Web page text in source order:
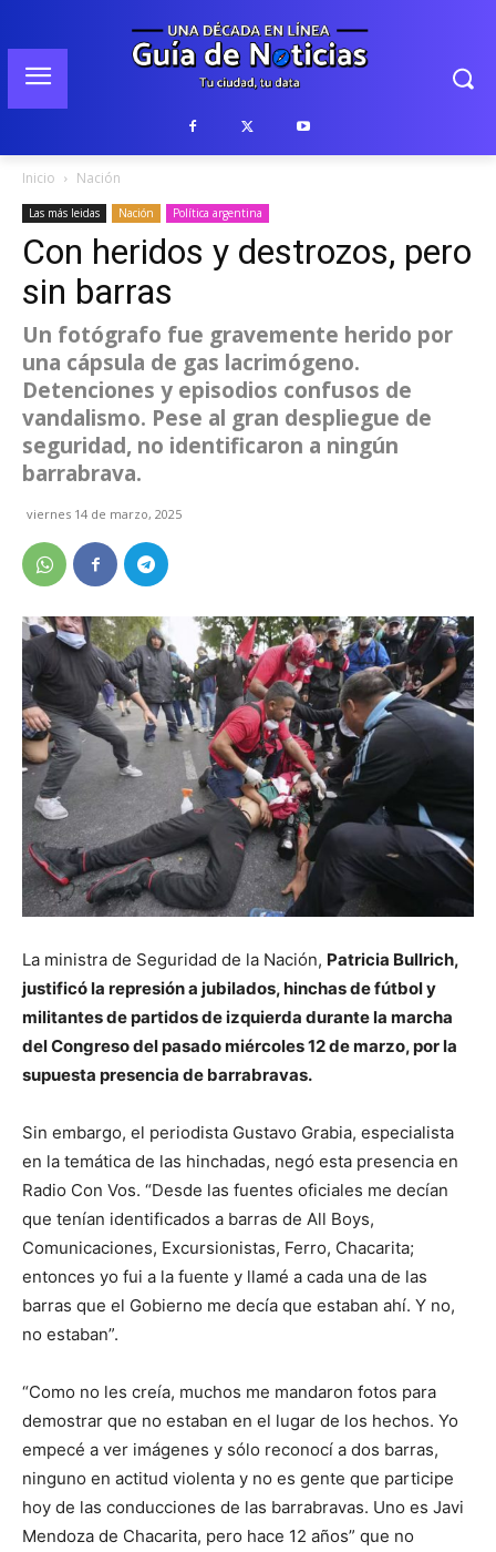
Inicio Nación
Las más leidas Nación Política argentina
Con heridos y destrozos, pero
sin barras
Un fotógrafo fue gravemente herido por
una cápsula de gas lacrimógeno.
Detenciones y episodios confusos de
vandalismo. Pese al gran despliegue de
seguridad, no identificaron a ningún
barrabrava.
viernes 14 de marzo, 2025
La ministra de Seguridad de la Nación, Patricia Bullrich,
justificó la represión a jubilados, hinchas de fútbol y
militantes de partidos de izquierda durante la marcha
del Congreso del pasado miércoles 12 de marzo, por la
supuesta presencia de barrabravas.
Sin embargo, el periodista Gustavo Grabia, especialista
en la temática de las hinchadas, negó esta presencia en
Radio Con Vos. “Desde las fuentes oficiales me decían
que tenían identificados a barras de All Boys,
Comunicaciones, Excursionistas, Ferro, Chacarita;
entonces yo fui a la fuente y llamé a cada una de las
barras que el Gobierno me decía que estaban ahí. Y no,
no estaban”.
“Como no les creía, muchos me mandaron fotos para
demostrar que no estaban en el lugar de los hechos. Yo
empecé a ver imágenes y sólo reconocí a dos barras,
ninguno en actitud violenta y no es gente que participe
hoy de las conducciones de las barrabravas. Uno es Javi
Mendoza de Chacarita, pero hace 12 años” que no